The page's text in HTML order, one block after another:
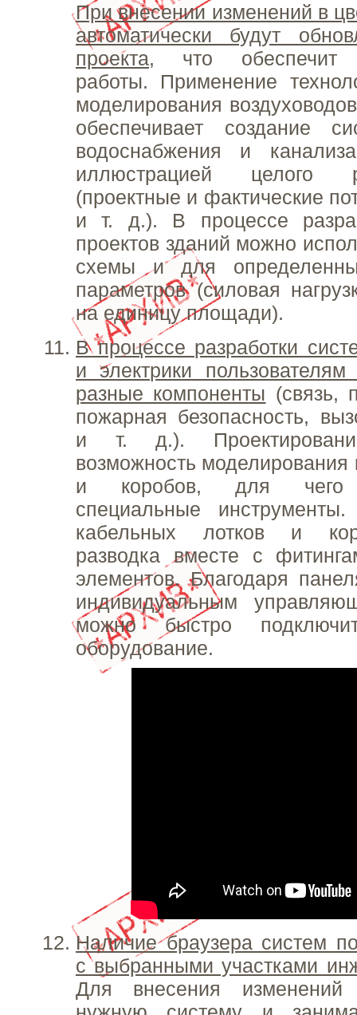
При внесении изменений в
автоматически будут
проекта, что обеспечит
работы. Применение
моделирования
обеспечивает создание
водоснабжения и
иллюстрацией целого
(проектные и фактические
и т. д.). В процессе
проектов зданий можно
схемы и для
параметров (силовая
на единицу площади).
В процессе разработки
и электрики
разные компоненты (связь,
пожарная безопасность,
и т. д.).
возможность моделирования
и коробов, для чего
специальные
кабельных лотков и
разводка вместе с
элементов. Благодаря
индивидуальным
можно быстро
оборудование.
Наличие браузера систем
с выбранными участками
Для внесения